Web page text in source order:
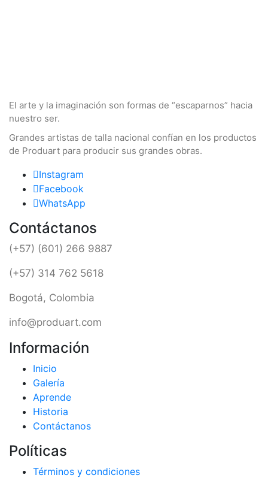
El arte y la imaginación son formas de “escaparnos” hacia
nuestro ser.
Grandes artistas de talla nacional confían en los productos
de Produart para producir sus grandes obras.
Instagram
Facebook
WhatsApp
Contáctanos
(+57) (601) 266 9887
(+57) 314 762 5618
Bogotá, Colombia
info@produart.com
Información
Inicio
Galería
Aprende
Historia
Contáctanos
Políticas
Términos y condiciones